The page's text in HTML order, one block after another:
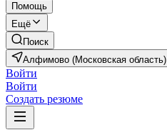
Помощь
Ещё
Поиск
Алфимово (Московская область)
Войти
Войти
Создать резюме